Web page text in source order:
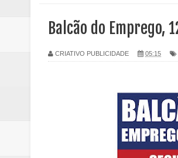
Incêndio
Celina
Agência do
Nova
Balcão do Emprego,
CRIATIVO PUBLICIDADE 05:15